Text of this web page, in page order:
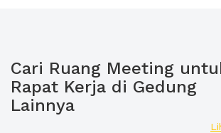
Cari Ruang Meeting
Rapat Kerja di Gedung
Lainnya